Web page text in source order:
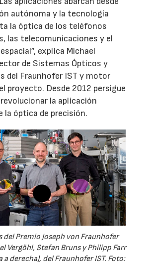
autónoma y la tecnología
la óptica de los teléfonos
las telecomunicaciones y el
explica Michael
de Sistemas Ópticos y
del Fraunhofer IST y motor
proyecto. Desde 2012 persigue
la aplicación
la óptica de precisión.
del Premio Joseph von Fraunhofer
Vergöhl, Stefan Bruns y Philipp Farr
a derecha), del Fraunhofer IST. Foto: